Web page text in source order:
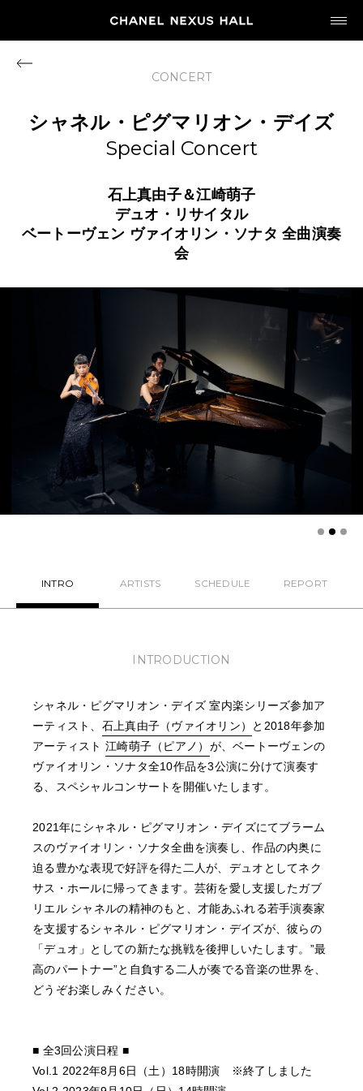
MY CHANEL NEXUS
HOME
PROGRAM
2026
NEWS
FEATURED
ABOUT US
CONCERT
シャネル・ピグマリオン・デイズ
Special Concert
石上真由子＆江崎萌子
デュオ・リサイタル
ベートーヴェン ヴァイオリン・ソナタ 全曲演奏
会
INTRO ARTISTS SCHEDULE REPORT
INTRODUCTION
シャネル・ピグマリオン・デイズ 室内楽シリーズ参加ア
ーティスト、 石上真由子（ヴァイオリン）
と2018年参加
アーティスト 江崎萌子（ピアノ） が、ベートーヴェンの
ヴァイオリン・ソナタ全10作品を3公演に分けて演奏す
る、スペシャルコンサートを開催いたします。
2021年にシャネル・ピグマリオン・デイズにてブラーム
スのヴァイオリン・ソナタ全曲を演奏し、作品の内奥に
迫る豊かな表現で好評を得た二人が、デュオとしてネク
サス・ホールに帰ってきます。芸術を愛し支援したガブ
リエル シャネルの精神のもと、才能あふれる若手演奏家
を支援するシャネル・ピグマリオン・デイズが、彼らの
「デュオ」としての新たな挑戦を後押しいたします。”最
高のパートナー”と自負する二人が奏でる音楽の世界を、
どうぞお楽しみください。
■ 全3回公演日程 ■
Vol.1 2022年8月6日（土）18時開演 ※終了しました